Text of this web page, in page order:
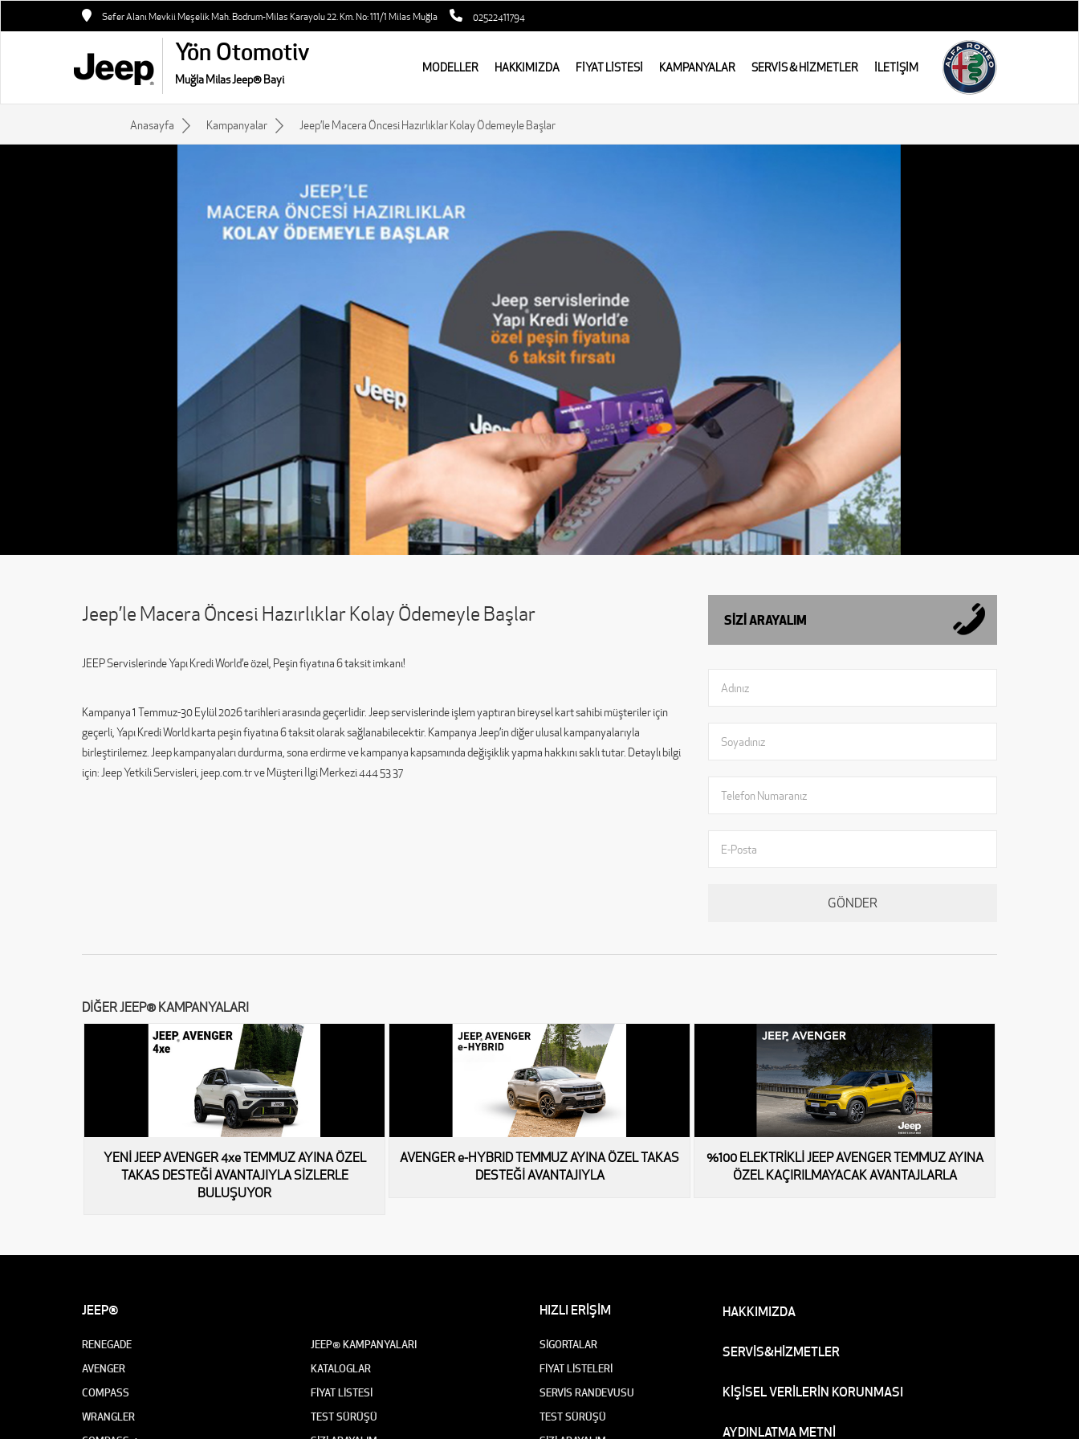
Sefer Alanı Mevkii Meşelik Mah. Bodrum-Milas Karayolu 22. Km. No: 111/1 Milas Muğla 02522411794
Yön Otomotiv
Muğla Milas Jeep® Bayi
MODELLER HAKKIMIZDA FİYAT LİSTESİ KAMPANYALAR SERVİS & HİZMETLER İLETİŞİM
Anasayfa Kampanyalar Jeep’le Macera Öncesi Hazırlıklar Kolay Ödemeyle Başlar
Jeep’le Macera Öncesi Hazırlıklar Kolay Ödemeyle Başlar
JEEP Servislerinde Yapı Kredi World’e özel, Peşin fiyatına 6 taksit imkanı!
Kampanya 1 Temmuz-30 Eylül 2026 tarihleri arasında geçerlidir. Jeep servislerinde işlem yaptıran bireysel kart sahibi müşteriler için
geçerli, Yapı Kredi World karta peşin fiyatına 6 taksit olarak sağlanabilecektir. Kampanya Jeep’in diğer ulusal kampanyalarıyla
birleştirilemez. Jeep kampanyaları durdurma, sona erdirme ve kampanya kapsamında değişiklik yapma hakkını saklı tutar. Detaylı bilgi
için: Jeep Yetkili Servisleri, jeep.com.tr ve Müşteri İlgi Merkezi 444 53 37
SİZİ ARAYALIM
DİĞER JEEP® KAMPANYALARI
YENİ JEEP AVENGER 4xe TEMMUZ AYINA ÖZEL
TAKAS DESTEĞİ AVANTAJIYLA SİZLERLE
BULUŞUYOR
AVENGER e-HYBRID TEMMUZ AYINA ÖZEL TAKAS
DESTEĞİ AVANTAJIYLA
%100 ELEKTRİKLİ JEEP AVENGER TEMMUZ AYINA
ÖZEL KAÇIRILMAYACAK AVANTAJLARLA
JEEP®
RENEGADE
AVENGER
COMPASS
WRANGLER
JEEP® KAMPANYALARI
KATALOGLAR
FİYAT LİSTESİ
TEST SÜRÜŞÜ
HIZLI ERİŞİM
SİGORTALAR
FİYAT LİSTELERİ
SERVİS RANDEVUSU
TEST SÜRÜŞÜ
HAKKIMIZDA
SERVİS&HİZMETLER
KİŞİSEL VERİLERİN KORUNMASI
AYDINLATMA METNİ